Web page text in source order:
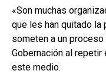
«Son muchas
que les han quitado la
someten a un
Gobernación al repetir
este medio.